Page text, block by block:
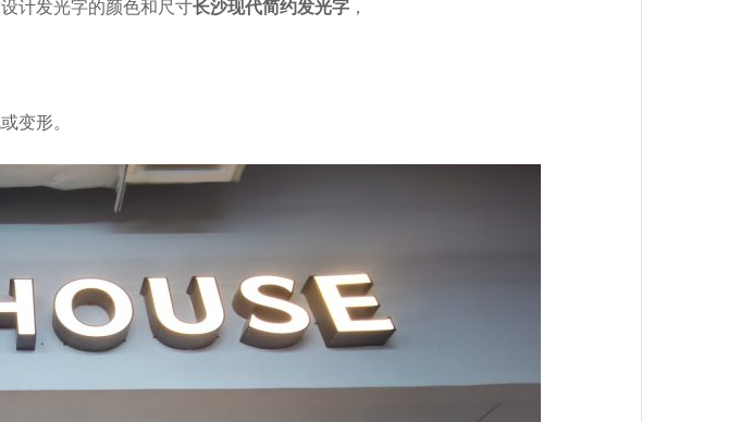
计发光字的颜色和尺寸长沙现代简约发光字 ，
变形。